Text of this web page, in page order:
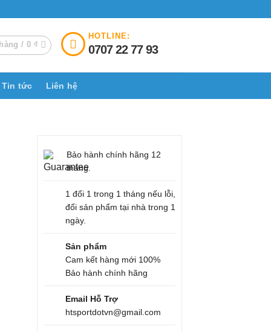
/ 0 ₫
HOTLINE:
0707 22 77 93
Tin tức Liên hệ
Bảo hành chính hãng 12
tháng.
1 đổi 1 trong 1 tháng nếu lỗi,
đổi sản phẩm tại nhà trong 1
ngày.
Sản phẩm
Cam kết hàng mới 100%
Bảo hành chính hãng
Email Hỗ Trợ
htsportdotvn@gmail.com